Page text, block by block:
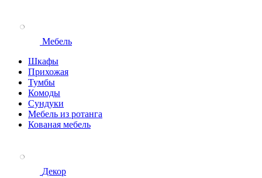
Мебель
Шкафы
Прихожая
Тумбы
Комоды
Сундуки
Мебель из ротанга
Кованая мебель
Декор